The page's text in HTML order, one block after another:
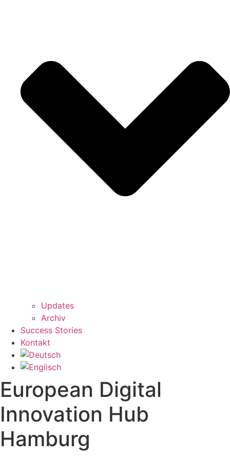
Updates
Archiv
Success Stories
Kontakt
European Digital
Innovation Hub
Hamburg